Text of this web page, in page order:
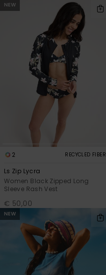
NEW
2 RECYCLED FIBER
Ls Zip Lycra
Women Black Zipped Long
Sleeve Rash Vest
€ 50,00
NEW